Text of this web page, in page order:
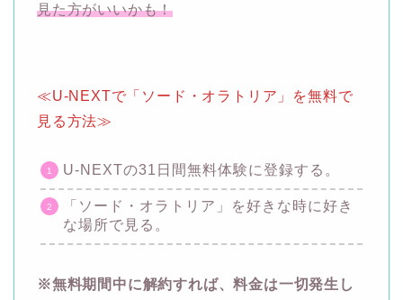
見た方がいいかも！
≪U-NEXTで「ソード・オラトリア」を無料で
見る方法≫
U-NEXTの31日間無料体験に登録する。
「ソード・オラトリア」を好きな時に好き
な場所で見る。
※無料期間中に解約すれば、料金は一切発生し